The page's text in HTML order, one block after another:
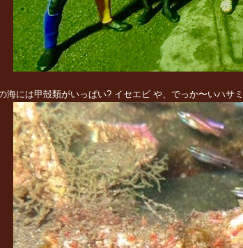
海には甲殻類がいっぱい? イセエビ や、でっか〜いハサミ